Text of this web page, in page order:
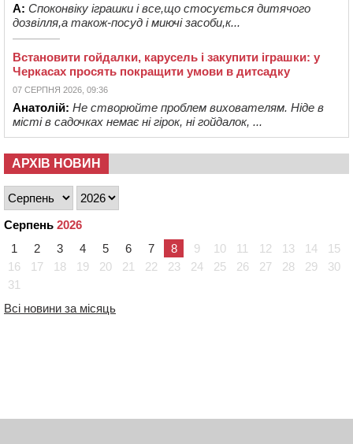
А: Споконвіку іграшки і все,що стосується дитячого
дозвілля,а також-посуд і миючі засоби,к...
Встановити гойдалки, карусель і закупити іграшки: у
Черкасах просять покращити умови в дитсадку
07 СЕРПНЯ 2026, 09:36
Анатолій: Не створюйте проблем вихователям. Ніде в
місті в садочках немає ні гірок, ні гойдалок, ...
АРХІВ НОВИН
Серпень 2026
1
2 3 4 5 6 7 8 9 10 11 12 13 14
15
16
17 18 19 20 21 22 23 24 25 26 27 28 29
30
31
Всі новини за місяць